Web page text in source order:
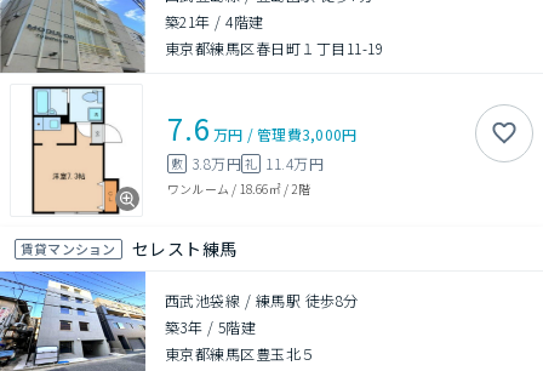
築21年 /4階建
東京都練馬区春日町１丁目11-19
7.6 万円 /管理費3,000円
敷 3.8万円礼 11.4万円
ワンルーム / 18.66㎡/ 2階
賃貸マンション セレスト練馬
西武池袋線 / 練馬駅 徒歩8分
築3年 / 5階建
東京都練馬区豊玉北５